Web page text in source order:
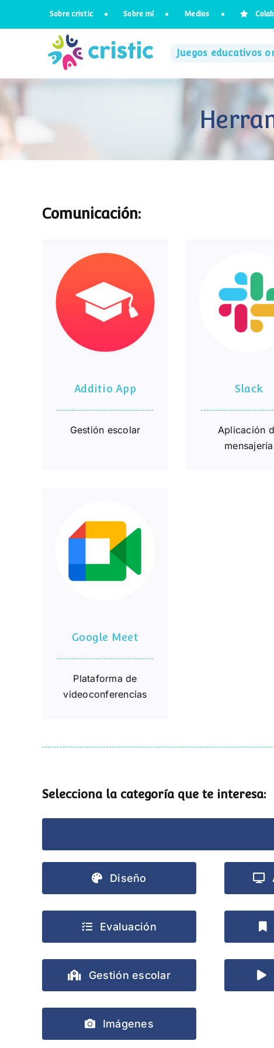
Sobre cristic Sobre mí Medios
Juegos educativos
Comunicación:
Additio App
Additio App
Gestión escolar
Slack
Slack
Aplicación
mensajería
Google Meet
Google Meet
Plataforma de
videoconferencias
Selecciona la categoría que te interesa:
Diseño
Evaluación
Gestión escolar
Imágenes